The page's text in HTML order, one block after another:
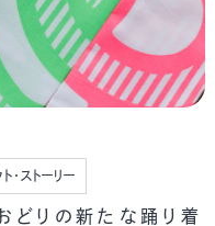
・ストーリー
どりの新たな踊り着